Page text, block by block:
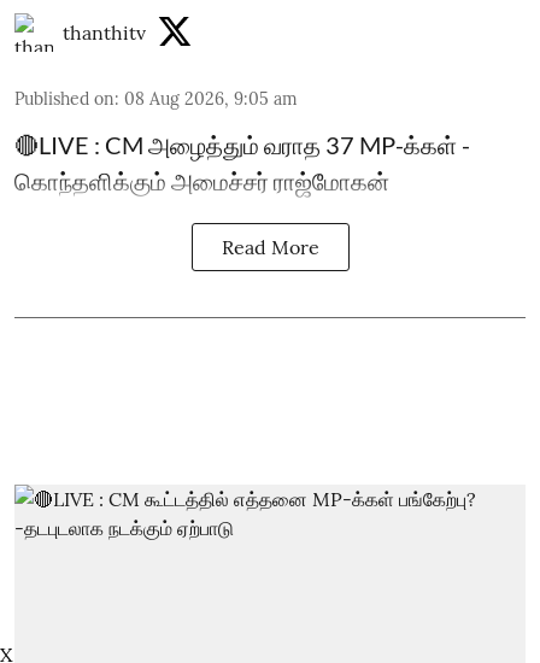
thanthitv
Published on: 08 Aug 2026, 9:05 am
🔴LIVE : CM அழைத்தும் வராத 37 MP-க்கள் -
கொந்தளிக்கும் அமைச்சர் ராஜ்மோகன்
Read More
X